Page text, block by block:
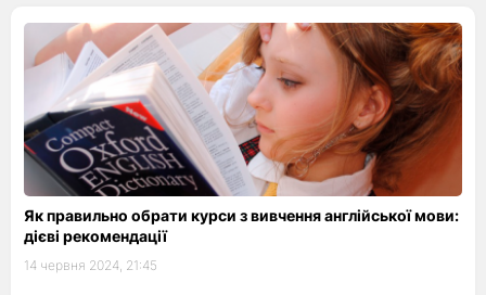
Як правильно обрати курси з вивчення англійської мови:
дієві рекомендації
14 червня 2024, 21:45